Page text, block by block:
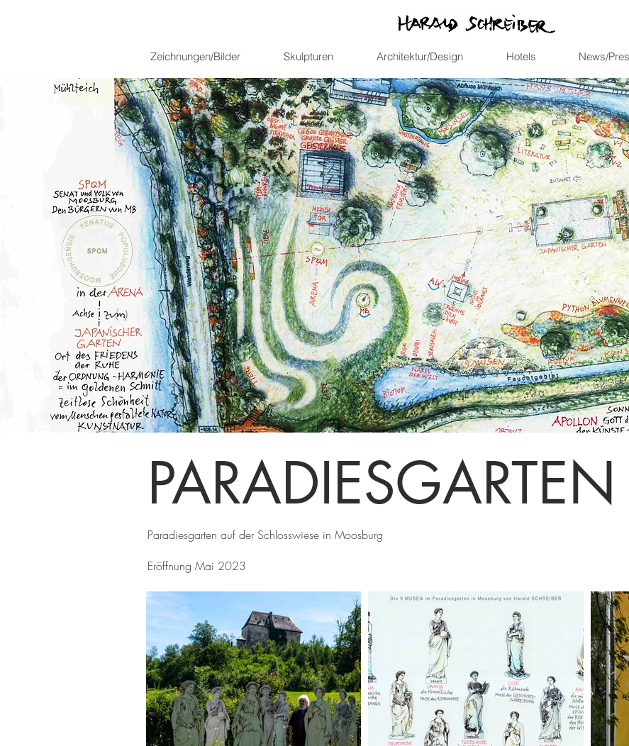
Zeichnungen/Bilder Skulpturen Architektur/Design Hotels News/
PARADIESGARTEN
Paradiesgarten auf der Schlosswiese in Moosburg
Eröffnung Mai 2023